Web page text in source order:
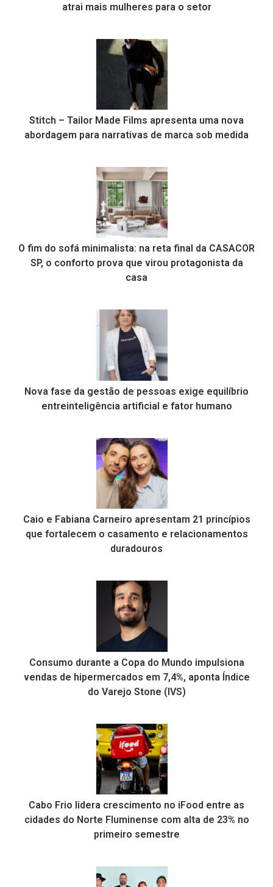
atrai mais mulheres para o setor
Stitch – Tailor Made Films apresenta uma nova
abordagem para narrativas de marca sob medida
O fim do sofá minimalista: na reta final da CASACOR
SP, o conforto prova que virou protagonista da
casa
Nova fase da gestão de pessoas exige equilíbrio
entreinteligência artificial e fator humano
Caio e Fabiana Carneiro apresentam 21 princípios
que fortalecem o casamento e relacionamentos
duradouros
Consumo durante a Copa do Mundo impulsiona
vendas de hipermercados em 7,4%, aponta Índice
do Varejo Stone (IVS)
Cabo Frio lidera crescimento no iFood entre as
cidades do Norte Fluminense com alta de 23% no
primeiro semestre